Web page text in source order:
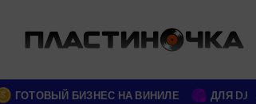
ГОТОВЫЙ БИЗНЕС НА ВИНИЛЕ ДЛЯ DJ